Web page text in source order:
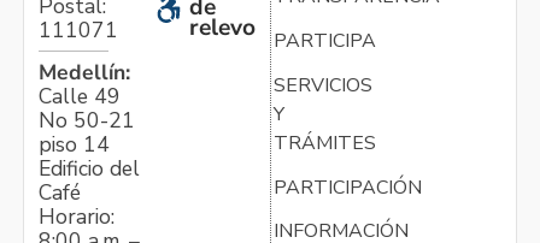
Postal:
111071
Medellín:
Calle 49
No 50-21
piso 14
Edificio del
Café
Horario:
de
relevo
PARTICIPA
SERVICIOS
Y
TRÁMITES
PARTICIPACIÓN
INFORMACIÓN